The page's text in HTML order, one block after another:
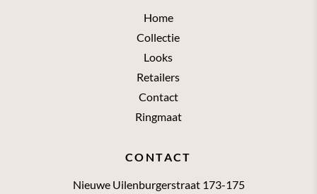
Home
Collectie
Looks
Retailers
Contact
Ringmaat
CONTACT
Nieuwe Uilenburgerstraat 173-175